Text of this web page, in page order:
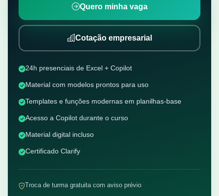
Quero minha vaga
Cotação empresarial
24h presenciais de Excel + Copilot
Material com modelos prontos para uso
Templates e funções modernas em planilhas-base
Acesso a Copilot durante o curso
Material digital incluso
Certificado Clarify
Troca de turma gratuita com aviso prévio